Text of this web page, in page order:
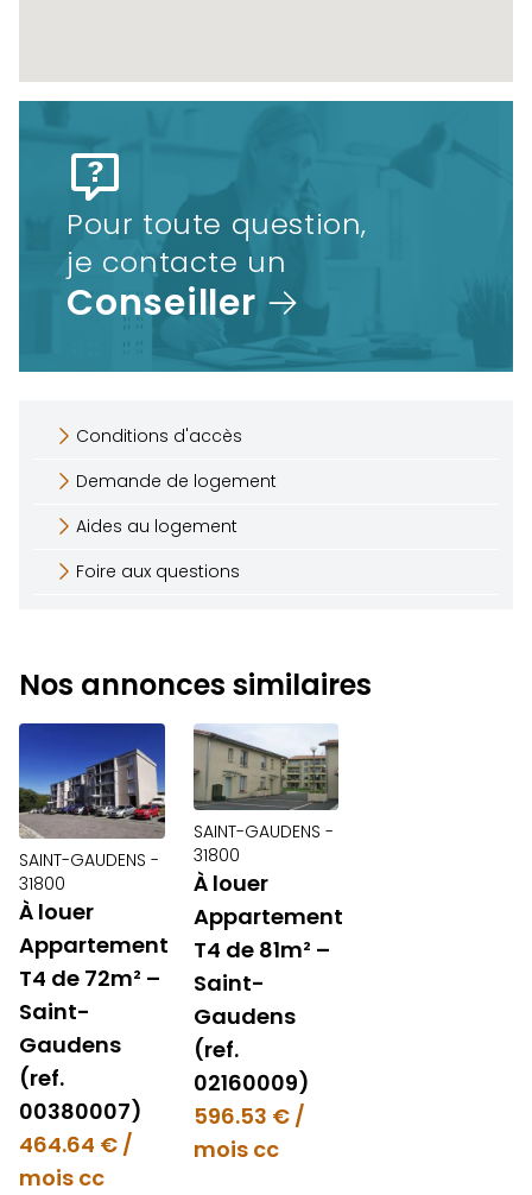
Pour toute question,
je contacte un
Conseiller
Conditions d'accès
Demande de logement
Aides au logement
Foire aux questions
Nos annonces similaires
SAINT-GAUDENS -
31800
À louer
Appartement
T4 de 72m² –
Saint-
Gaudens
(ref.
00380007)
464.64 € /
mois cc
SAINT-GAUDENS -
31800
À louer
Appartement
T4 de 81m² –
Saint-
Gaudens
(ref.
02160009)
596.53 € /
mois cc